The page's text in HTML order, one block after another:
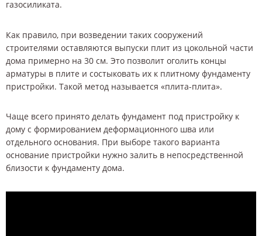
газосиликата.
Как правило, при возведении таких сооружений
строителями оставляются выпуски плит из цокольной части
дома примерно на 30 см. Это позволит оголить концы
арматуры в плите и состыковать их к плитному фундаменту
пристройки. Такой метод называется «плита-плита».
Чаще всего принято делать фундамент под пристройку к
дому с формированием деформационного шва или
отдельного основания. При выборе такого варианта
основание пристройки нужно залить в непосредственной
близости к фундаменту дома.